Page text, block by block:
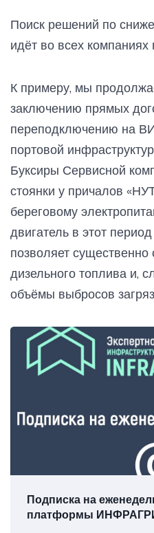
Поиск решений по
идёт во всех компаниях
К примеру, мы
заключению прямых
переподключению на
портовой
Буксиры Сервисной
стоянки у причалов
береговому
двигатель в этот
позволяет существенно
дизельного топлива и,
объёмы выбросов
Подписка на
платформы